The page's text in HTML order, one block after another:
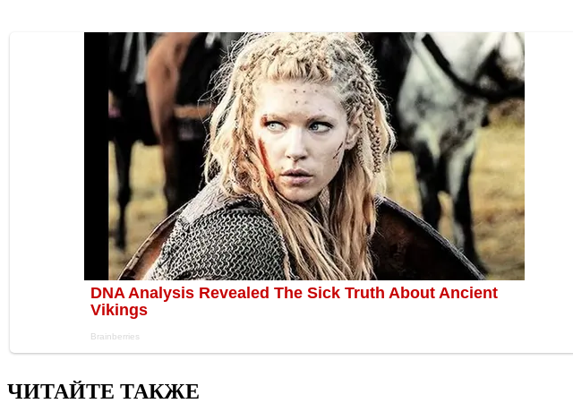
ЧИТАЙТЕ ТАКЖЕ